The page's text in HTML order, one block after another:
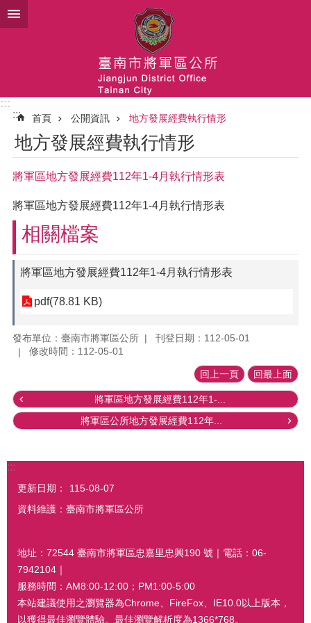
跳到主要內容區塊
:::
:::
首頁 公開資訊 地方發展經費執行情形
地方發展經費執行情形
將軍區地方發展經費112年1-4月執行情形表
將軍區地方發展經費112年1-4月執行情形表
相關檔案
將軍區地方發展經費112年1-4月執行情形表
pdf(78.81 KB)
發布單位：臺南市將軍區公所
刊登日期：112-05-01
修改時間：112-05-01
回上一頁 回最上面
將軍區地方發展經費112年1-...
將軍區公所地方發展經費112年...
:::
更新日期：
115-08-07
資料維護：臺南市將軍區公所
地址：72544 臺南市將軍區忠嘉里忠興190 號｜電話：06-
7942104｜
服務時間：AM8:00-12:00；PM1:00-5:00
本站建議使用之瀏覽器為Chrome、FireFox、IE10.0以上版本，
以獲得最佳瀏覽體驗。最佳瀏覽解析度為1366*768。